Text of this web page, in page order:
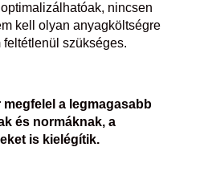
nincsen
kell olyan anyagköltségre
szükséges.
megfelel a legmagasabb
és normáknak, a
is kielégítik.